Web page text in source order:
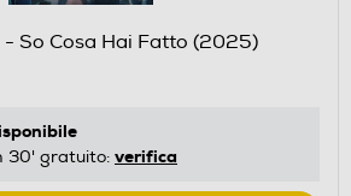
- So Cosa Hai Fatto (2025)
30' gratuito: verifica